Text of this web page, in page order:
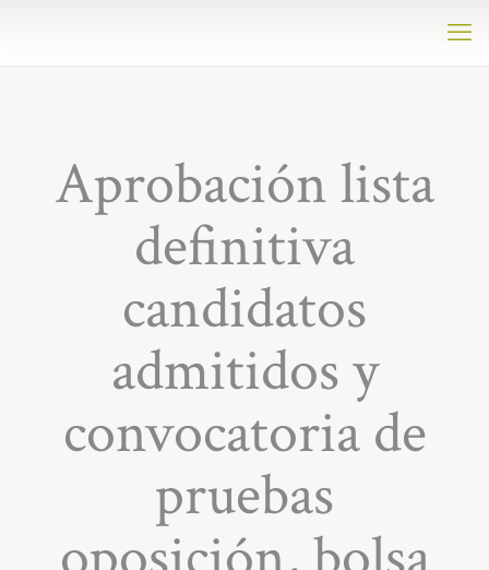
Aprobación lista
definitiva
candidatos
admitidos y
convocatoria de
pruebas